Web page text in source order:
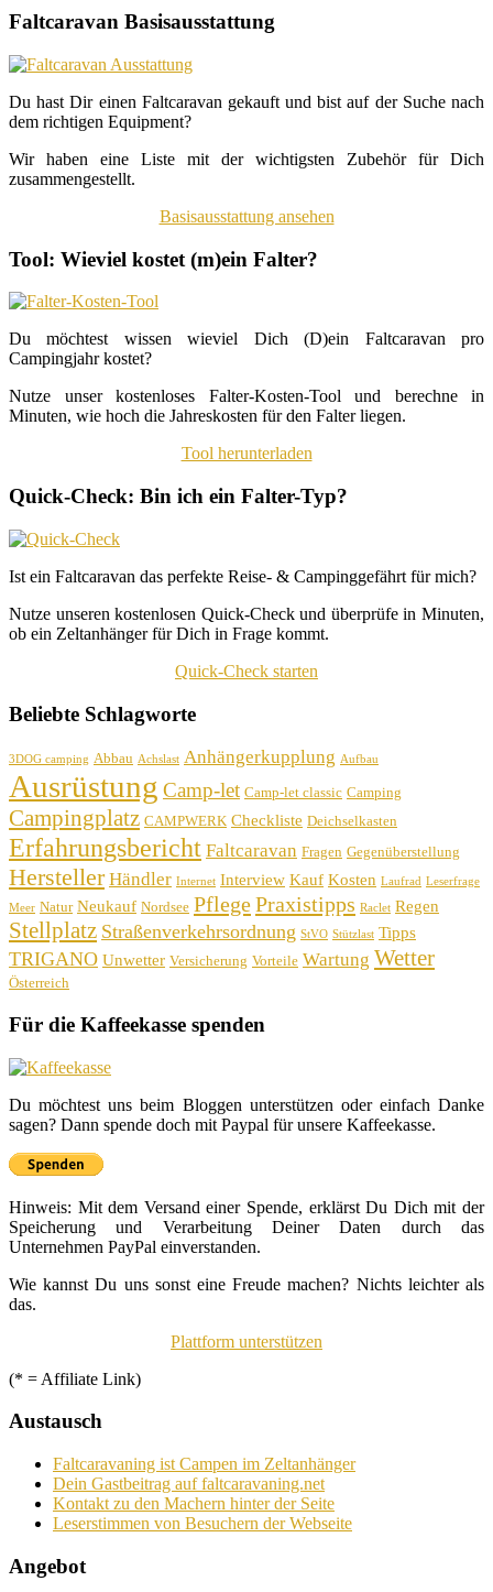
Faltcaravan Basisausstattung
Du hast Dir einen Faltcaravan gekauft und bist auf der Suche nach
dem richtigen Equipment?
Wir haben eine Liste mit der wichtigsten Zubehör für Dich
zusammengestellt.
Basisausstattung ansehen
Tool: Wieviel kostet (m)ein Falter?
Du möchtest wissen wieviel Dich (D)ein Faltcaravan pro
Campingjahr kostet?
Nutze unser kostenloses Falter-Kosten-Tool und berechne in
Minuten, wie hoch die Jahreskosten für den Falter liegen.
Tool herunterladen
Quick-Check: Bin ich ein Falter-Typ?
Ist ein Faltcaravan das perfekte Reise- & Campinggefährt für mich?
Nutze unseren kostenlosen Quick-Check und überprüfe in Minuten,
ob ein Zeltanhänger für Dich in Frage kommt.
Quick-Check starten
Beliebte Schlagworte
3DOG camping Abbau Achslast Anhängerkupplung Aufbau
Ausrüstung Camp-let Camp-let classic Camping
Campingplatz CAMPWERK Checkliste Deichselkasten
Erfahrungsbericht Faltcaravan Fragen Gegenüberstellung
Hersteller Händler Internet Interview Kauf Kosten Laufrad Leserfrage
Meer Natur Neukauf Nordsee PflegePraxistipps Raclet Regen
Stellplatz Straßenverkehrsordnung StVO Stützlast Tipps
TRIGANO Unwetter Versicherung Vorteile Wartung Wetter
Österreich
Für die Kaffeekasse spenden
Du möchtest uns beim Bloggen unterstützen oder einfach Danke
sagen? Dann spende doch mit Paypal für unsere Kaffeekasse.
Hinweis: Mit dem Versand einer Spende, erklärst Du Dich mit der
Speicherung und Verarbeitung Deiner Daten durch das
Unternehmen PayPal einverstanden.
Wie kannst Du uns sonst eine Freude machen? Nichts leichter als
das.
Plattform unterstützen
(* = Affiliate Link)
Austausch
Faltcaravaning ist Campen im Zeltanhänger
Dein Gastbeitrag auf faltcaravaning.net
Kontakt zu den Machern hinter der Seite
Leserstimmen von Besuchern der Webseite
Angebot